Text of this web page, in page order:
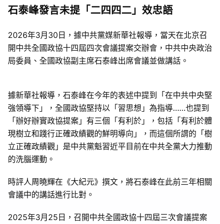
石泰峰發言未提「二四四二」效忠語
2026年3月30日，據中共黨媒新華社報導，當天在北京召
開中共全國政協十四屆四次會議提案交辦會，中共中央政治
局委員、全國政協副主席石泰峰出席會議並做講話。
據新華社報導，石泰峰在今年的表述中提到「在中共中央堅
強領導下」，全國政協堅持以「習思想」為指導……也提到
「辦好辦實政協提案」有三個「有利於」，包括「有利於體
現樹立和踐行正確政績觀的鮮明導向」，而這個所謂的「樹
立正確政績觀」是中共黨魁習近平目前在中共全黨大力推動
的洗腦運動。
時評人周曉輝在《大紀元》撰文，將石泰峰在此前三年相關
會議中的講話進行比對。
2025年3月25日，召開中共全國政協十四屆三次會議提案